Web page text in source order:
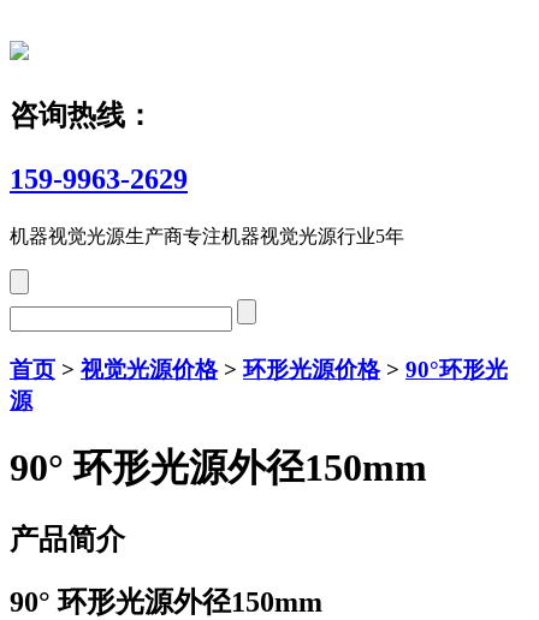
咨询热线：
159-9963-2629
机器视觉光源生产商专注机器视觉光源行业5年
首页 > 视觉光源价格>环形光源价格> 90°环形光
源
90° 环形光源外径150mm
产品简介
90° 环形光源外径150mm